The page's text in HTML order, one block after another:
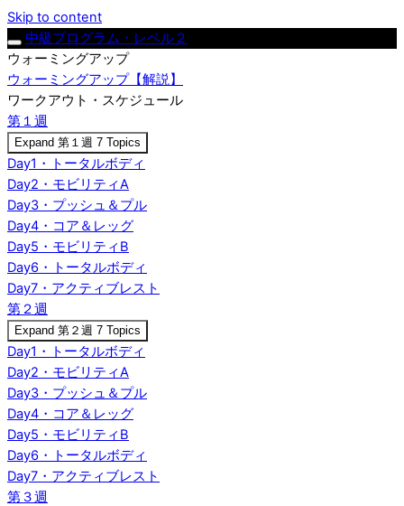
Skip to content
中級プログラム・レベル２
ウォーミングアップ
ウォーミングアップ【解説】
ワークアウト・スケジュール
第１週
Expand 第１週 7 Topics
Day1・トータルボディ
Day2・モビリティA
Day3・プッシュ＆プル
Day4・コア＆レッグ
Day5・モビリティB
Day6・トータルボディ
Day7・アクティブレスト
第２週
Expand 第２週 7 Topics
Day1・トータルボディ
Day2・モビリティA
Day3・プッシュ＆プル
Day4・コア＆レッグ
Day5・モビリティB
Day6・トータルボディ
Day7・アクティブレスト
第３週